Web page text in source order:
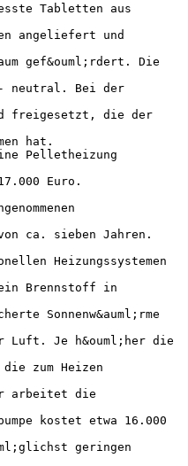
Tabletten aus
angeliefert und
gef&ouml;rdert. Die
- neutral. Bei der
freigesetzt, die der
hat.
Pelletheizung
Euro.
ca. sieben Jahren.
Heizungssystemen
Brennstoff in
Sonnenw&auml;rme
Luft. Je h&ouml;her die
zum Heizen
arbeitet die
kostet etwa 16.000
geringen